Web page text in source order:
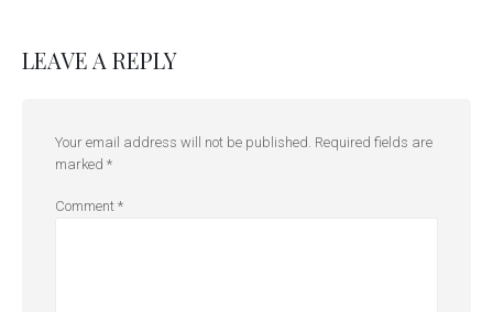
LEAVE A REPLY
Your email address will not be published. Required fields are
marked *
Comment *